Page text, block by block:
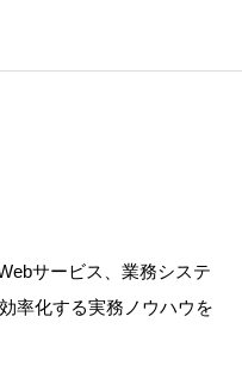
サービス、業務システ
率化する実務ノウハウを